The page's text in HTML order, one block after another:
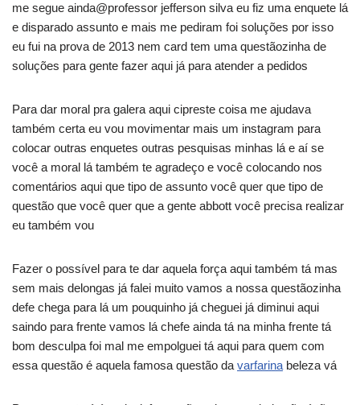
me segue ainda@professor jefferson silva eu fiz uma enquete lá
e disparado assunto e mais me pediram foi soluções por isso
eu fui na prova de 2013 nem card tem uma questãozinha de
soluções para gente fazer aqui já para atender a pedidos
Para dar moral pra galera aqui cipreste coisa me ajudava
também certa eu vou movimentar mais um instagram para
colocar outras enquetes outras pesquisas minhas lá e aí se
você a moral lá também te agradeço e você colocando nos
comentários aqui que tipo de assunto você quer que tipo de
questão que você quer que a gente abbott você precisa realizar
eu também vou
Fazer o possível para te dar aquela força aqui também tá mas
sem mais delongas já falei muito vamos a nossa questãozinha
defe chega para lá um pouquinho já cheguei já diminui aqui
saindo para frente vamos lá chefe ainda tá na minha frente tá
bom desculpa foi mal me empolguei tá aqui para quem com
essa questão é aquela famosa questão da varfarina beleza vá